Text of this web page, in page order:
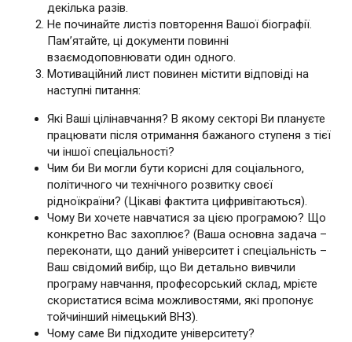
декілька разів.
Не починайте листіз повторення Вашої біографії.
Пам’ятайте, ці документи повинні
взаємодоповнювати один одного.
Мотиваційний лист повинен містити відповіді на
наступні питання:
Які Ваші цілінавчання? В якому секторі Ви плануєте
працювати після отримання бажаного ступеня з тієї
чи іншої спеціальності?
Чим би Ви могли бути корисні для соціального,
політичного чи технічного розвитку своєї
рідноїкраїни? (Цікаві фактита цифривітаються).
Чому Ви хочете навчатися за цією програмою? Що
конкретно Вас захоплює? (Ваша основна задача –
переконати, що даний університет і спеціальність –
Ваш свідомий вибір, що Ви детально вивчили
програму навчання, професорський склад, мрієте
скористатися всіма можливостями, які пропонує
тойчиінший німецький ВНЗ).
Чому саме Ви підходите університету?